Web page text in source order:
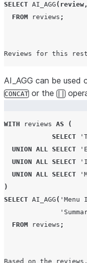
SELECT AI_AGG ( review ,
FROM
reviews ;
Reviews for this
AI_AGG can be used
CONCAT or the ||
WITH reviews AS
(
SELECT
UNION ALL SELECT
UNION ALL SELECT
UNION ALL SELECT
)
SELECT AI_AGG ( 'Menu
FROM
reviews ;
Based on the